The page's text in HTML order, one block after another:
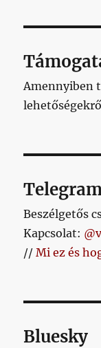
Amennyiben
Beszélgetős
Kapcsolat:
//Mi ez és
Bluesky